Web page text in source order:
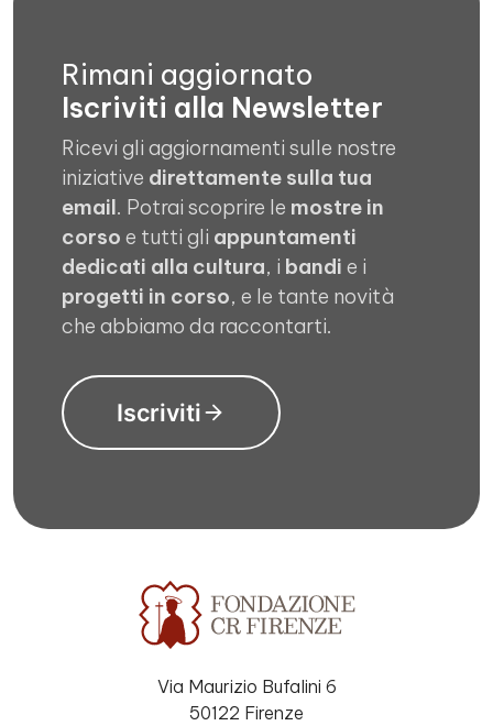
Rimani aggiornato
Iscriviti alla Newsletter
Ricevi gli aggiornamenti sulle nostre
iniziative direttamente sulla tua
email. Potrai scoprire le mostre in
corso e tutti gli appuntamenti
dedicati alla cultura, i bandi e i
progetti in corso, e le tante novità
che abbiamo da raccontarti.
Iscriviti
Via Maurizio Bufalini 6
50122 Firenze